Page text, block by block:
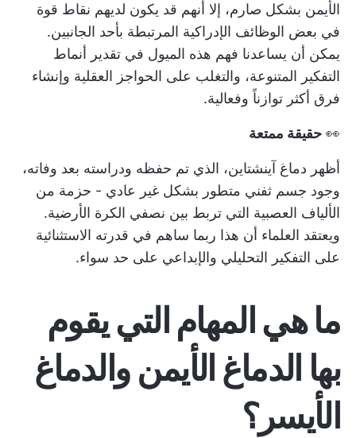
الأيمن بشكل صارم، إلا أنهم قد يكون لديهم نقاط قوة
في بعض الوظائف الإدراكية المرتبطة بأحد الجانبين.
يمكن أن يساعدنا فهم هذه الميول في تقدير أنماط
التفكير المتنوعة، والتغلب على الحواجز العقلية وإنشاء
فرق أكثر توازناً وفعالية.
👀 حقيقة ممتعة
أظهر دماغ آينشتاين، الذي تم حفظه ودراسته بعد وفاته،
وجود جسم ثفني متطور بشكل غير عادي - حزمة من
الألياف العصبية التي تربط بين نصفي الكرة الأرضية.
ويعتقد العلماء أن هذا ربما ساهم في قدرته الاستثنائية
على التفكير التحليلي والإبداعي على حد سواء.
ما هي المهام التي يقوم
بها الدماغ الأيمن والدماغ
الأيسر؟